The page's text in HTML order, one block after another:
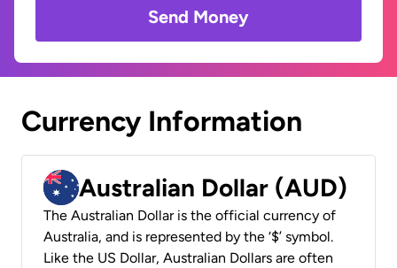
Send Money
Currency Information
Australian Dollar (AUD)
The Australian Dollar is the official currency of
Australia, and is represented by the ‘$’ symbol.
Like the US Dollar, Australian Dollars are often